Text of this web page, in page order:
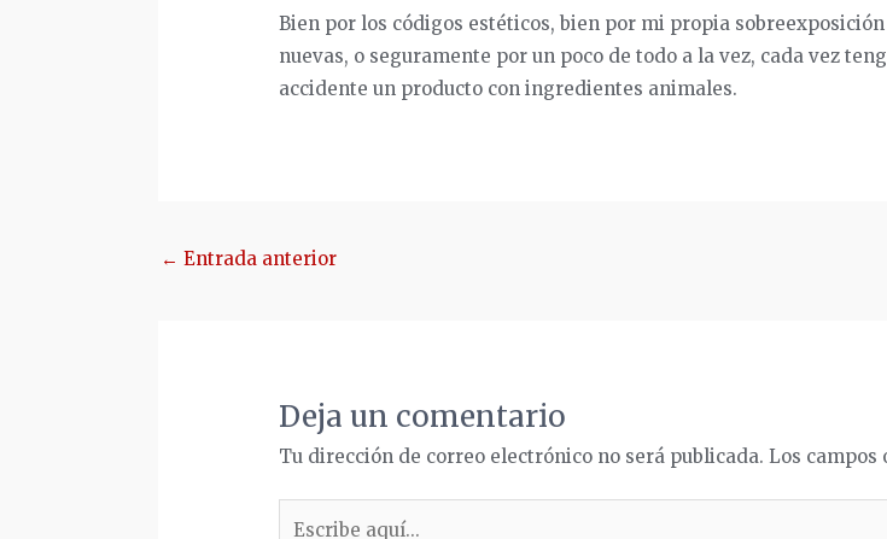
Bien por los códigos estéticos, bien por mi propia
nuevas, o seguramente por un poco de todo a la vez, cada vez
accidente un producto con ingredientes animales.
Navegación
← Entrada anterior
Deja un comentario
Tu dirección de correo electrónico no será publicada. Los campos